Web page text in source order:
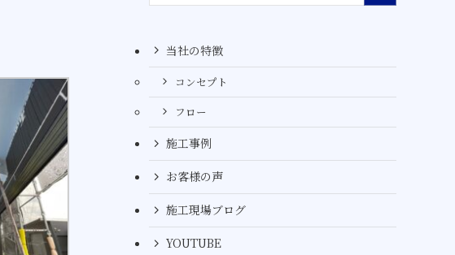
当社の特徴
コンセプト
フロー
施工事例
お客様の声
施工現場ブログ
YOUTUBE